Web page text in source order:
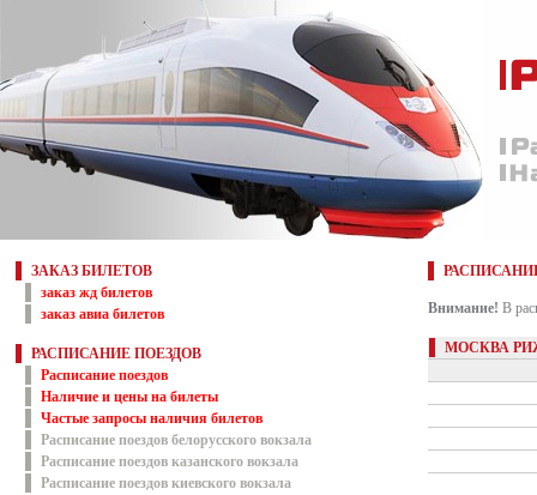
ЗАКАЗ БИЛЕТОВ
заказ жд билетов
заказ авиа билетов
РАСПИСАНИЕ ПОЕЗДОВ
Расписание поездов
Наличие и цены на билеты
Частые запросы наличия билетов
Расписание поездов белорусского вокзала
Расписание поездов казанского вокзала
Расписание поездов киевского вокзала
Внимание! В
МОСКВА